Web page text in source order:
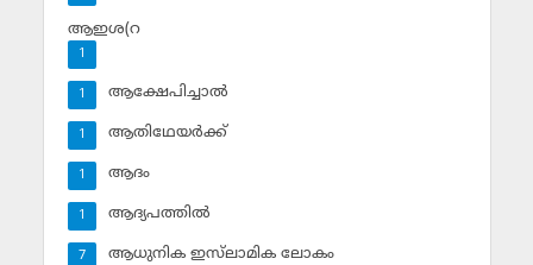
ആഇശ(റ
1
ആക്ഷേപിച്ചാല്‍
1
ആതിഥേയര്‍ക്ക്
1
ആദം
1
ആദ്യപത്തില്‍
1
ആധുനിക ഇസ്‌ലാമിക ലോകം
7